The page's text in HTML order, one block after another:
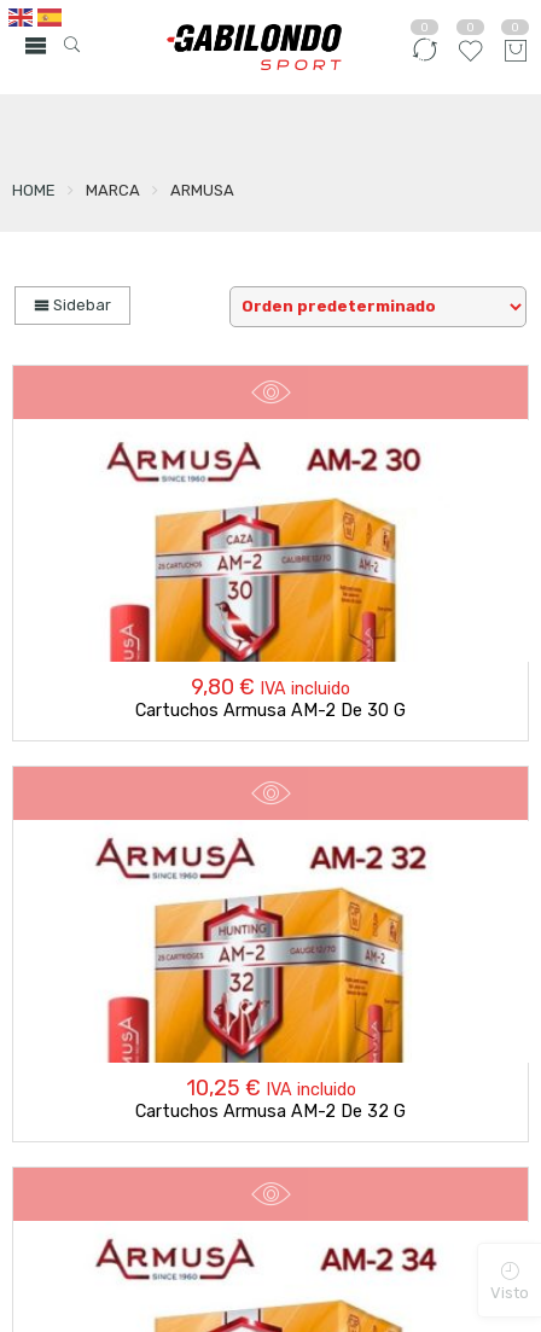
0 0 0
HOME MARCA ARMUSA
Sidebar
9,80 € IVA incluido
Cartuchos Armusa AM-2 De 30 G
10,25 € IVA incluido
Cartuchos Armusa AM-2 De 32 G
Visto